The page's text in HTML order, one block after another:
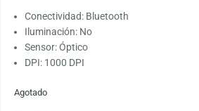
Conectividad: Bluetooth
Iluminación: No
Sensor: Óptico
DPI: 1000 DPI
Agotado